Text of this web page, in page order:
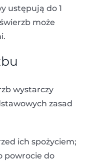
ustępują do 1
może
wystarczy
zasad
ich spożyciem;
powrocie do